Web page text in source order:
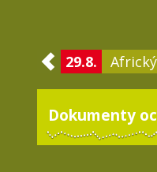
29.8.
Dokumenty